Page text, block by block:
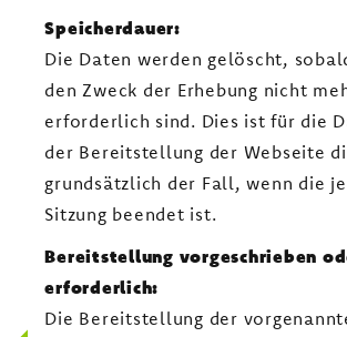
Speicherdauer:
Die Daten werden gelöscht,
den Zweck der Erhebung nicht
erforderlich sind. Dies ist für die
der Bereitstellung der Webseite
grundsätzlich der Fall, wenn die
Sitzung beendet ist.
Bereitstellung vorgeschrieben
erforderlich:
Die Bereitstellung der